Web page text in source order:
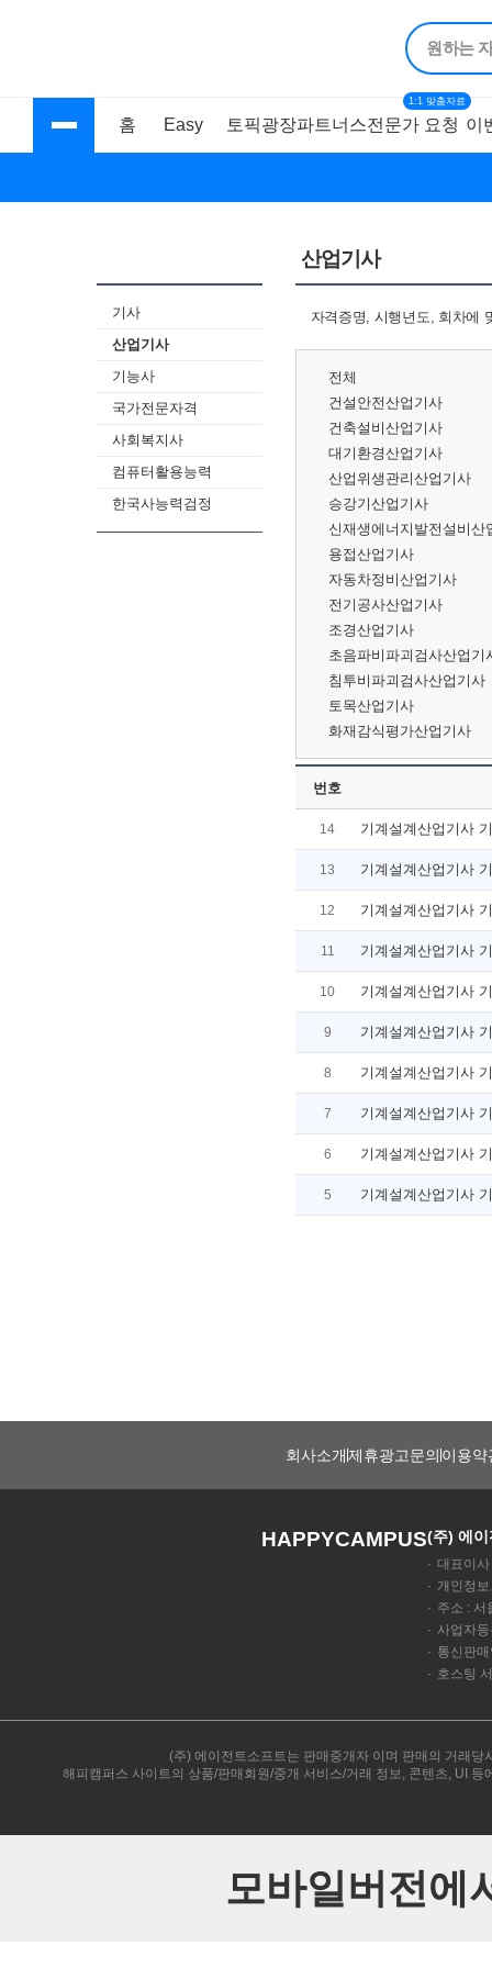
홈 Easy 토픽광장파트너스전문가 요청
1:1 맞춤자료
이
기사
산업기사
기능사
국가전문자격
사회복지사
컴퓨터활용능력
한국사능력검정
산업기사
자격증명, 시행년도, 회차에
전체
건설안전산업기사
건축설비산업기사
대기환경산업기사
산업위생관리산업기사
승강기산업기사
신재생에너지발전설비산
용접산업기사
자동차정비산업기사
전기공사산업기사
조경산업기사
초음파비파괴검사산업기
침투비파괴검사산업기사
토목산업기사
화재감식평가산업기사
번호
14 기계설계산업기사
13 기계설계산업기사
12 기계설계산업기사
11 기계설계산업기사
10 기계설계산업기사
9 기계설계산업기사
8 기계설계산업기사
7 기계설계산업기사
6 기계설계산업기사
5 기계설계산업기사
회사소개제휴광고문의 이용약
HAPPYCAMPUS(주) 에
대표이
개인정
주소 : 서
사업자
통신판
호스팅
(주) 에이전트소프트는 판매중개자 이며 판매의 거래
해피캠퍼스 사이트의 상품/판매회원/중개 서비스/거래 정보, 콘텐츠, UI
모바일버전에